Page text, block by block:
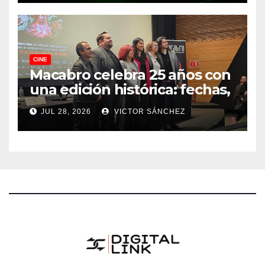
CINE
Macabro celebra 25 años con
una edición histórica: fechas,
sedes, invitados y todo lo que
debes saber
JUL 28, 2026 VICTOR SÁNCHEZ